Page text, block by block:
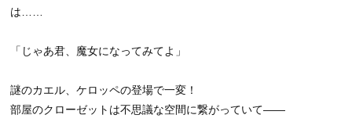
は……
「じゃあ君、魔女になってみてよ」
謎のカエル、ケロッペの登場で一変！
部屋のクローゼットは不思議な空間に繋がっていて――